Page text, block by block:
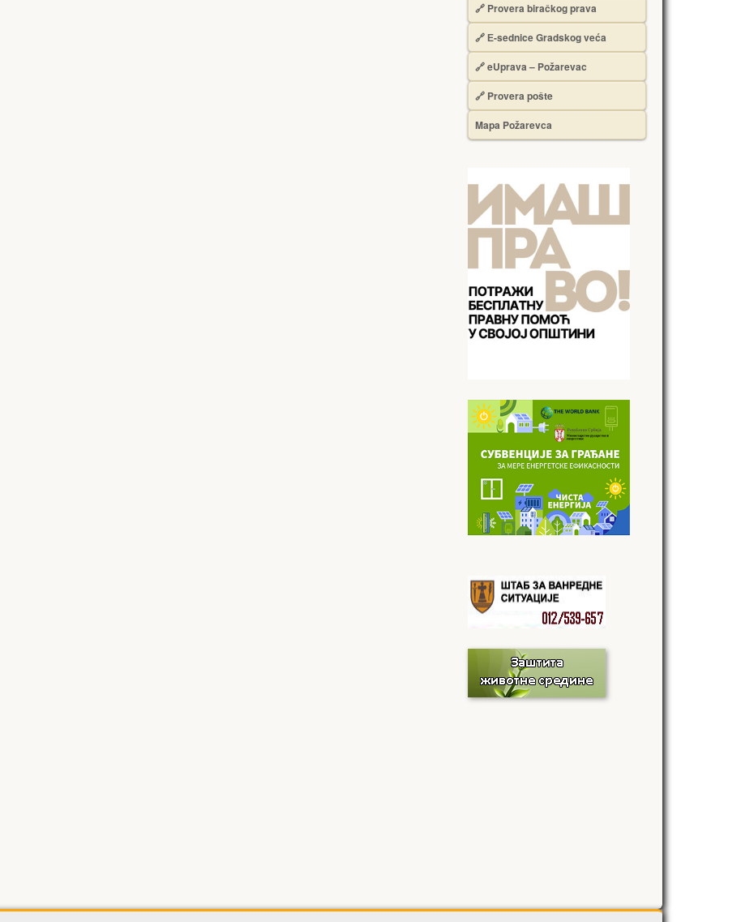
🔗 Provera biračkog prava
🔗 Е-sednice Gradskog veća
🔗 eUprava – Požarevac
🔗 Provera pošte
Mapa Požarevca